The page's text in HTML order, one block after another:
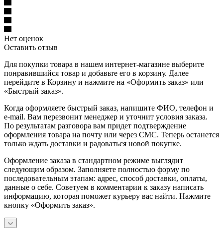
Нет оценок
Оставить отзыв
Для покупки товара в нашем интернет-магазине выберите
понравившийся товар и добавьте его в корзину. Далее
перейдите в Корзину и нажмите на «Оформить заказ» или
«Быстрый заказ».
Когда оформляете быстрый заказ, напишите ФИО, телефон и
e-mail. Вам перезвонит менеджер и уточнит условия заказа.
По результатам разговора вам придет подтверждение
оформления товара на почту или через СМС. Теперь останется
только ждать доставки и радоваться новой покупке.
Оформление заказа в стандартном режиме выглядит
следующим образом. Заполняете полностью форму по
последовательным этапам: адрес, способ доставки, оплаты,
данные о себе. Советуем в комментарии к заказу написать
информацию, которая поможет курьеру вас найти. Нажмите
кнопку «Оформить заказ».